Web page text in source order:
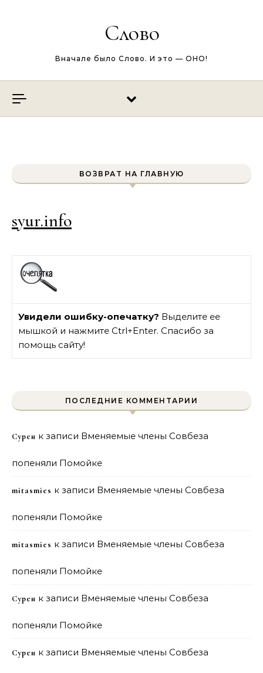
Слово
Вначале было Слово. И это — ОНО!
ВОЗВРАТ НА ГЛАВНУЮ
syur.info
Увидели ошибку-опечатку? Выделите ее
мышкой и нажмите Ctrl+Enter. Спасибо за
помощь сайту!
ПОСЛЕДНИЕ КОММЕНТАРИИ
Сурен к записи Вменяемые члены Совбеза
попеняли Помойке
mitasmies к записи Вменяемые члены Совбеза
попеняли Помойке
mitasmies к записи Вменяемые члены Совбеза
попеняли Помойке
Сурен к записи Вменяемые члены Совбеза
попеняли Помойке
Сурен к записи Вменяемые члены Совбеза